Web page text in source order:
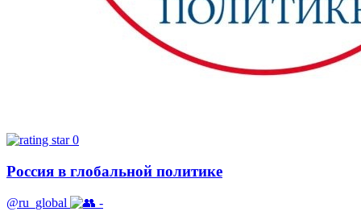
0
Россия в глобальной политике
@ru_global -